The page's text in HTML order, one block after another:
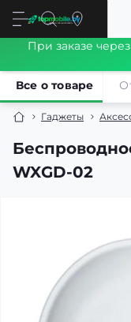
Гаджеты
WXGD-02
При заказе
Все о товаре